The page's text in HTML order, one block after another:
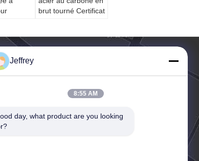
brut tourné Certificat
Jeffrey
8:55 AM
day, what product are you looking